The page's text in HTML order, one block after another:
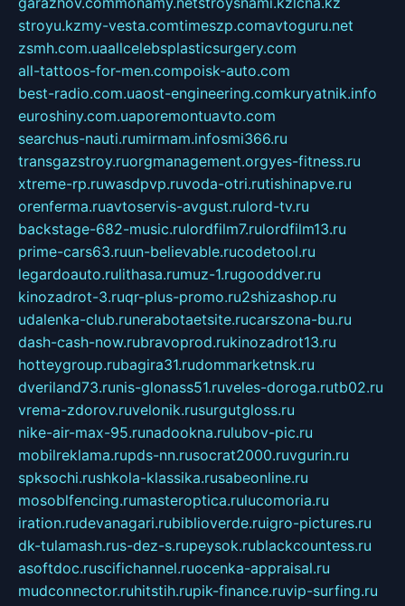
stroyu.kzmy-vesta.comtimeszp.comavtoguru.net
zsmh.com.uaallcelebsplasticsurgery.com
all-tattoos-for-men.compoisk-auto.com
best-radio.com.uaost-engineering.comkuryatnik.info
euroshiny.com.uaporemontuavto.com
searchus-nauti.rumirmam.infosmi366.ru
transgazstroy.ruorgmanagement.orgyes-fitness.ru
xtreme-rp.ruwasdpvp.ruvoda-otri.rutishinapve.ru
orenferma.ruavtoservis-avgust.rulord-tv.ru
backstage-682-music.rulordfilm7.rulordfilm13.ru
prime-cars63.ruun-believable.rucodetool.ru
legardoauto.rulithasa.rumuz-1.rugooddver.ru
kinozadrot-3.ruqr-plus-promo.ru2shizashop.ru
udalenka-club.runerabotaetsite.rucarszona-bu.ru
dash-cash-now.rubravoprod.rukinozadrot13.ru
hotteygroup.rubagira31.rudommarketnsk.ru
dveriland73.runis-glonass51.ruveles-doroga.rutb02.ru
vrema-zdorov.ruvelonik.rusurgutgloss.ru
nike-air-max-95.runadookna.rulubov-pic.ru
mobilreklama.rupds-nn.rusocrat2000.ruvgurin.ru
spksochi.rushkola-klassika.rusabeonline.ru
mosoblfencing.rumasteroptica.rulucomoria.ru
iration.rudevanagari.rubiblioverde.ruigro-pictures.ru
dk-tulamash.rus-dez-s.rupeysok.rublackcountess.ru
asoftdoc.ruscifichannel.ruocenka-appraisal.ru
mudconnector.ruhitstih.rupik-finance.ruvip-surfing.ru